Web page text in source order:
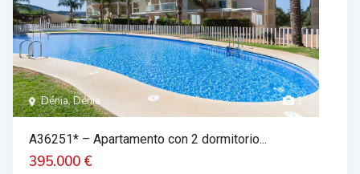
1
Dénia, Dénia
A36251* – Apartamento con 2 dormitorio...
395.000 €